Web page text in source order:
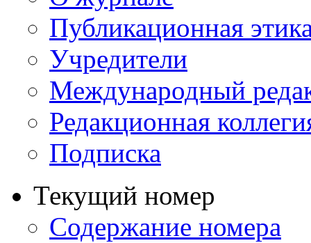
Публикационная
Учредители
Международный
Редакционная
Подписка
Текущий номер
Содержание номера